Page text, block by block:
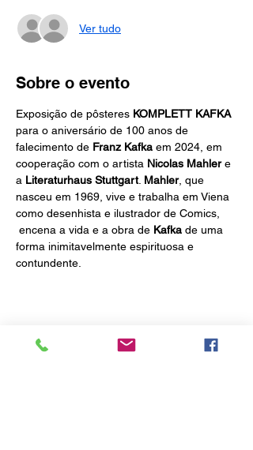
Ver tudo
Sobre o evento
Exposição de pôsteres KOMPLETT KAFKA
para o aniversário de 100 anos de
falecimento de Franz Kafka em 2024, em
cooperação com o artista Nicolas Mahler e
a Literaturhaus Stuttgart. Mahler, que
nasceu em 1969, vive e trabalha em Viena
como desenhista e ilustrador de Comics,
encena a vida e a obra de Kafka de uma
forma inimitavelmente espirituosa e
contundente.
Compartilhe esse evento